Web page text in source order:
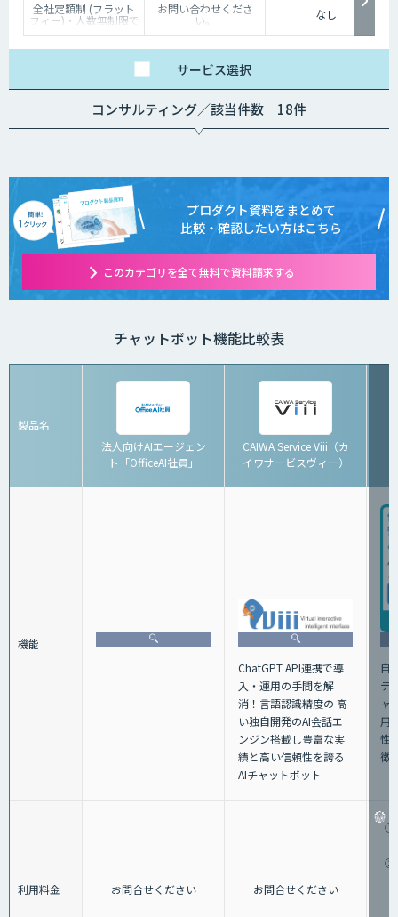
全社定額制 (フラット
フィー)・人数無制限で
ご利用いただけます。
お問い合わせくださ
い。 なし
サービス選択
コンサルティング／該当件数 18件
プロダクト資料をまとめて
比較・確認したい方はこちら
このカテゴリを全て無料で資料請求する
チャットボット機能比較表
製品名
法人向けAIエージェン
ト「OfficeAI社員」
CAIWA Service Viii（カ
イワサービスヴィー）
機能
ChatGPT API連携で導
⼊・運⽤の⼿間を解
消！⾔語認識精度の ⾼
い独⾃開発のAI会話エ
ンジン搭載し豊富な実
績と⾼い信頼性を誇る
AIチャットボット
自
テ
ャ
用
性
徴
利用料金 お問合せください お問合せください
①
②